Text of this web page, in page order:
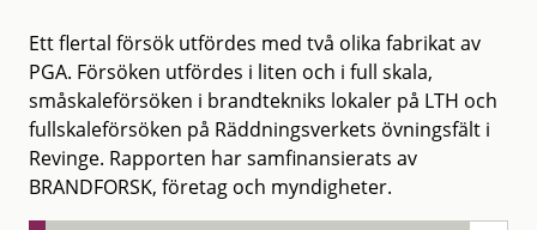
Ett flertal försök utfördes med två olika fabrikat av
PGA. Försöken utfördes i liten och i full skala,
småskaleförsöken i brandtekniks lokaler på LTH och
fullskaleförsöken på Räddningsverkets övningsfält i
Revinge. Rapporten har samfinansierats av
BRANDFORSK, företag och myndigheter.